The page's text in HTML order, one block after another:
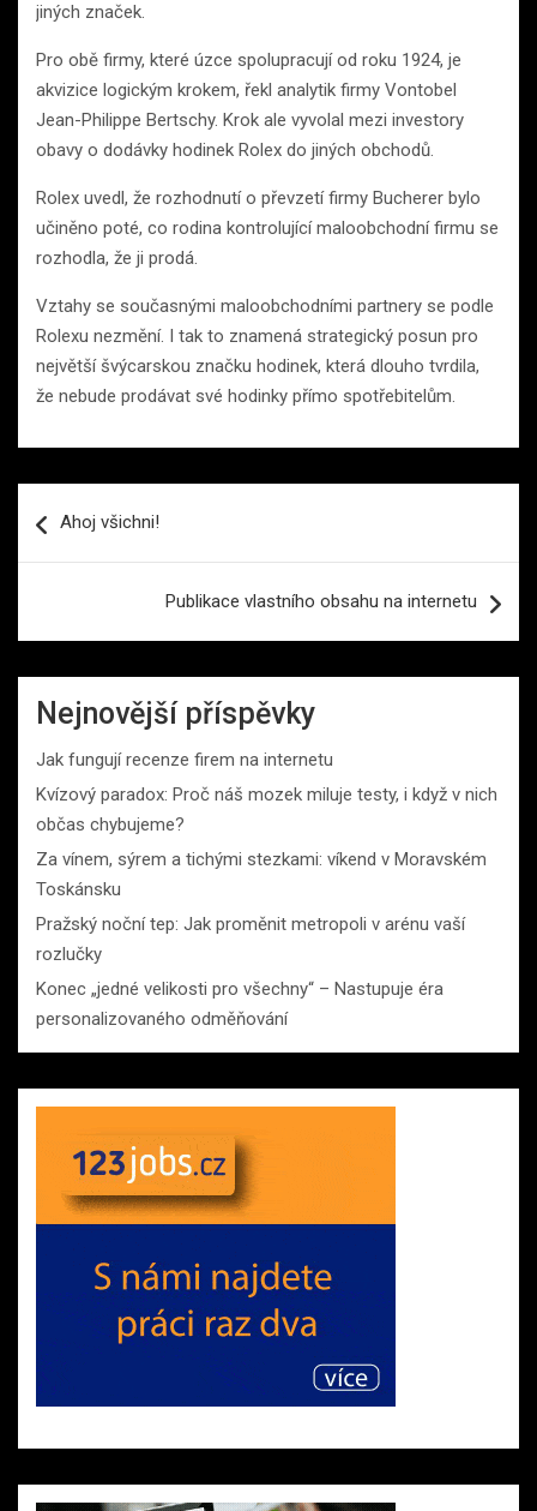
jiných značek.
Pro obě firmy, které úzce spolupracují od roku 1924, je
akvizice logickým krokem, řekl analytik firmy Vontobel
Jean-Philippe Bertschy. Krok ale vyvolal mezi investory
obavy o dodávky hodinek Rolex do jiných obchodů.
Rolex uvedl, že rozhodnutí o převzetí firmy Bucherer bylo
učiněno poté, co rodina kontrolující maloobchodní firmu se
rozhodla, že ji prodá.
Vztahy se současnými maloobchodními partnery se podle
Rolexu nezmění. I tak to znamená strategický posun pro
největší švýcarskou značku hodinek, která dlouho tvrdila,
že nebude prodávat své hodinky přímo spotřebitelům.
proAhoj všichni!
Publikace vlastního obsahu na internetu
Nejnovější příspěvky
Jak fungují recenze firem na internetu
Kvízový paradox: Proč náš mozek miluje testy, i když v nich
občas chybujeme?
Za vínem, sýrem a tichými stezkami: víkend v Moravském
Toskánsku
Pražský noční tep: Jak proměnit metropoli v arénu vaší
rozlučky
Konec „jedné velikosti pro všechny“ – Nastupuje éra
personalizovaného odměňování